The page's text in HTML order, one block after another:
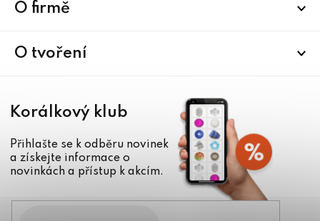
O firmě
O tvoření
Korálkový klub
Přihlašte se k odběru novinek
a získejte informace o
novinkách a přístup k akcím.